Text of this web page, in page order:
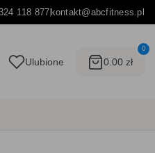
118 877kontakt@abcfitness.pl
Ulubione
0
0.00 zł